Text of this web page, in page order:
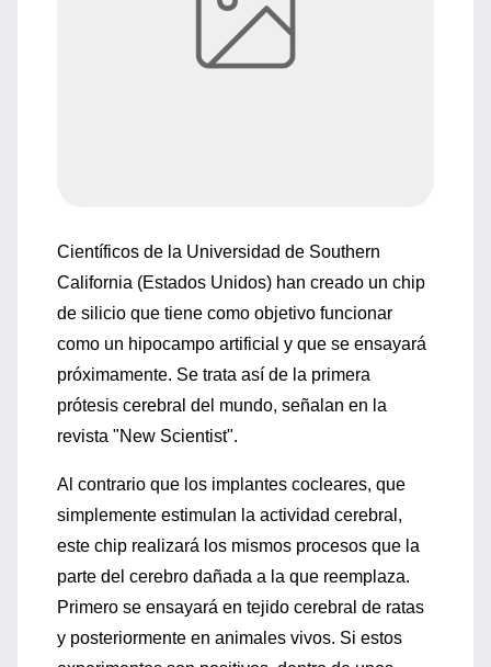
Científicos de la Universidad de Southern
California (Estados Unidos) han creado un chip
de silicio que tiene como objetivo funcionar
como un hipocampo artificial y que se ensayará
próximamente. Se trata así de la primera
prótesis cerebral del mundo, señalan en la
revista "New Scientist".
Al contrario que los implantes cocleares, que
simplemente estimulan la actividad cerebral,
este chip realizará los mismos procesos que la
parte del cerebro dañada a la que reemplaza.
Primero se ensayará en tejido cerebral de ratas
y posteriormente en animales vivos. Si estos